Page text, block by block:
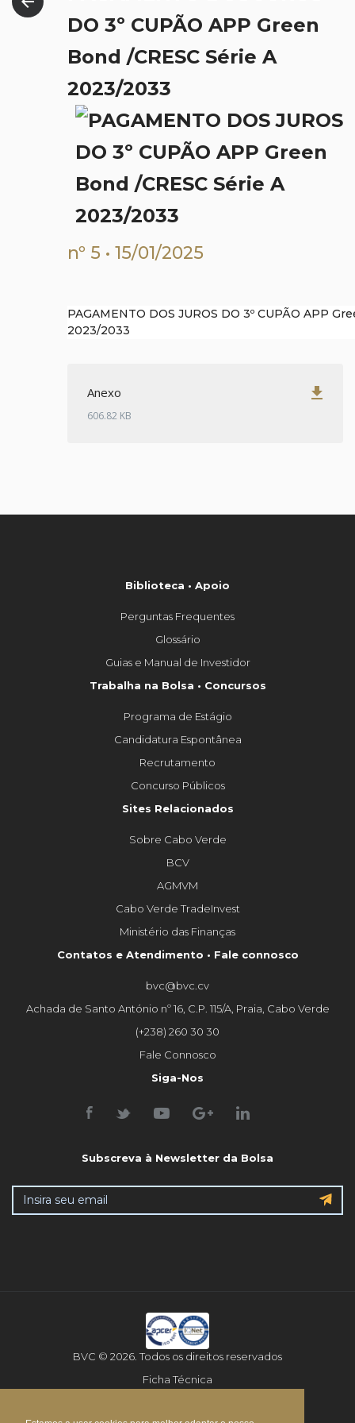
DO 3º CUPÃO APP Green
Bond /CRESC Série A
2023/2033
nº 5 • 15/01/2025
PAGAMENTO DOS JUROS DO 3º CUPÃO APP
2023/2033
Anexo
606.82 KB
get_app
Biblioteca • Apoio
Perguntas Frequentes
Glossário
Guias e Manual de Investidor
Trabalha na Bolsa • Concursos
Programa de Estágio
Candidatura Espontânea
Recrutamento
Concurso Públicos
Sites Relacionados
Sobre Cabo Verde
BCV
AGMVM
Cabo Verde TradeInvest
Ministério das Finanças
Contatos e Atendimento • Fale connosco
bvc@bvc.cv
Achada de Santo António nº 16, C.P. 115/A, Praia, Cabo Verde
(+238) 260 30 30
Fale Connosco
Siga-Nos
Subscreva à Newsletter da Bolsa
BVC © 2026. Todos os direitos reservados
Ficha Técnica